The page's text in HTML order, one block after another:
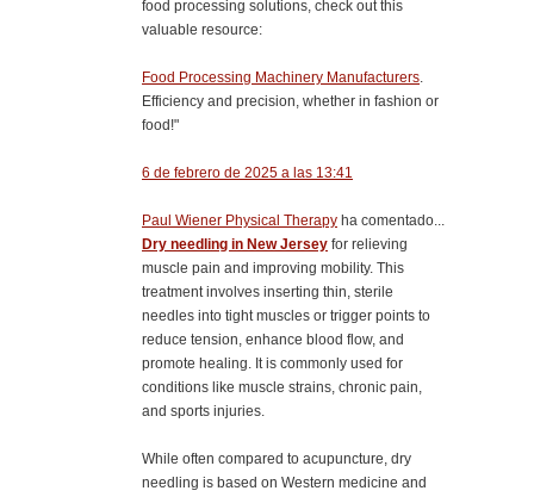
food processing solutions, check out this
valuable resource:
Food Processing Machinery Manufacturers.
Efficiency and precision, whether in fashion or
food!"
6 de febrero de 2025 a las 13:41
Paul Wiener Physical Therapy ha comentado...
Dry needling in New Jersey for relieving
muscle pain and improving mobility. This
treatment involves inserting thin, sterile
needles into tight muscles or trigger points to
reduce tension, enhance blood flow, and
promote healing. It is commonly used for
conditions like muscle strains, chronic pain,
and sports injuries.
While often compared to acupuncture, dry
needling is based on Western medicine and